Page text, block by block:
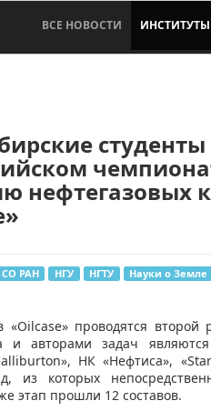
ВСЕ НОВОСТИ ИНСТИТУТЫ
нефтегазовых
СО РАН НГУ НГТУ Науки о Земле
проводятся второй
и авторами задач
НК «Нефтиса»,
из которых
этап прошли 12 составов.